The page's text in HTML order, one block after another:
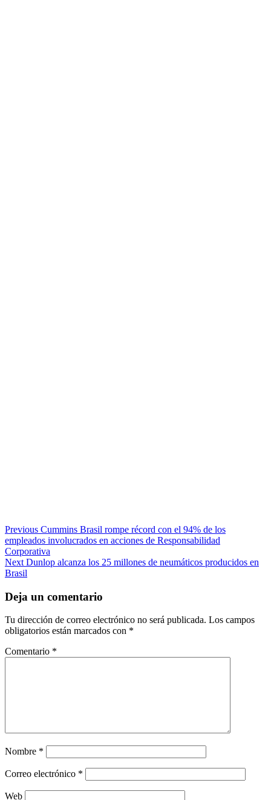
Continue
Reading
Previous Cummins Brasil rompe récord con el 94% de los
empleados involucrados en acciones de Responsabilidad
Corporativa
Next Dunlop alcanza los 25 millones de neumáticos producidos en
Brasil
Deja un comentario
Tu dirección de correo electrónico no será publicada. Los campos
obligatorios están marcados con *
Comentario *
Nombre *
Correo electrónico *
Web